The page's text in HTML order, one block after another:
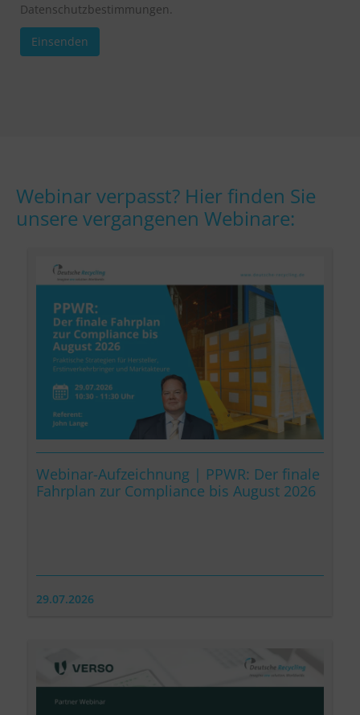
Datenschutzbestimmungen.
Webinar verpasst? Hier finden Sie
unsere vergangenen Webinare:
Webinar-Aufzeichnung | PPWR: Der finale
Fahrplan zur Compliance bis August 2026
29.07.2026